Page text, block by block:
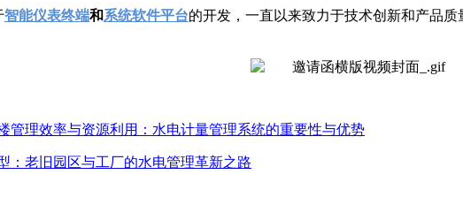
智能仪表终端和 系统软件平台的开发，一直以来致力于技术创新和产品
管理效率与资源利用：水电计量管理系统的重要性与优势
：老旧园区与工厂的水电管理革新之路